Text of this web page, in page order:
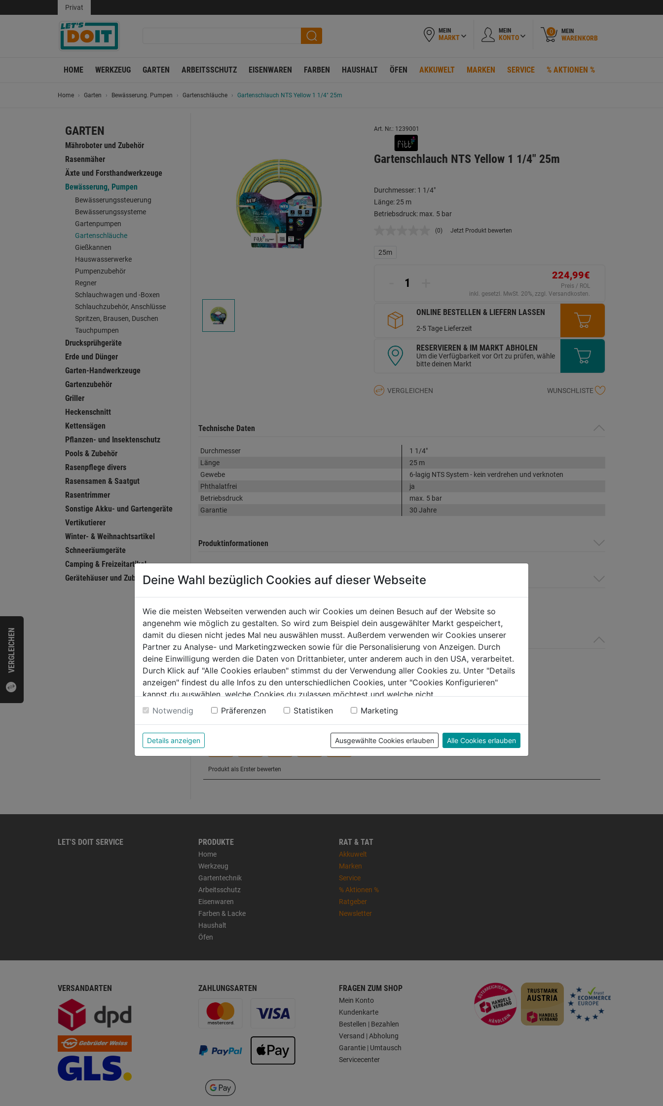
VERGLEICHEN
Privat
MEIN
MARKT
MEIN
KONTO
0 MEIN
WARENKORB
HOME WERKZEUG GARTEN ARBEITSSCHUTZ EISENWAREN FARBEN HAUSHALT ÖFEN AKKUWELT MARKEN SERVICE % AKTIONEN %
Home Garten Bewässerung. Pumpen Gartenschläuche Gartenschlauch NTS Yellow 1 1/4" 25m
GARTEN
Mähroboter und Zubehör
Rasenmäher
Äxte und Forsthandwerkzeuge
Bewässerung, Pumpen
Bewässerungssteuerung
Bewässerungssysteme
Gartenpumpen
Gartenschläuche
Gießkannen
Hauswasserwerke
Pumpenzubehör
Regner
Schlauchwagen und -Boxen
Schlauchzubehör, Anschlüsse
Spritzen, Brausen, Duschen
Tauchpumpen
Drucksprühgeräte
Erde und Dünger
Garten-Handwerkzeuge
Gartenzubehör
Griller
Heckenschnitt
Kettensägen
Pflanzen- und Insektenschutz
Pools & Zubehör
Rasenpflege divers
Rasensamen & Saatgut
Rasentrimmer
Sonstige Akku- und Gartengeräte
Vertikutierer
Winter- & Weihnachtsartikel
Schneeräumgeräte
Camping & Freizeitartikel
Gerätehäuser und Zubehör
Art. Nr.: 1239001
Gartenschlauch NTS Yellow 1 1/4" 25m
Durchmesser: 1 1/4"
Länge: 25 m
Betriebsdruck: max. 5 bar
Kein
(0) Jetzt Produkt bewerten
25m
224,99€
Preis / ROL
inkl. gesetzl. MwSt. 20%, zzgl. Versandkosten.
ONLINE BESTELLEN & LIEFERN LASSEN
2-5 Tage Lieferzeit
RESERVIEREN & IM MARKT ABHOLEN
Um die Verfügbarkeit vor Ort zu prüfen, wähle
bitte deinen Markt
VERGLEICHEN WUNSCHLISTE
Technische Daten
Durchmesser
1 1/4"
Länge
25 m
Gewebe
6-lagig NTS System - kein verdrehen und verknoten
Phthalatfrei
ja
Betriebsdruck
max. 5 bar
Garantie
30 Jahre
Produktinformationen
Herstellerinformationen
Bewertung
LET'S DOIT SERVICE PRODUKTE
Home
Werkzeug
Gartentechnik
Arbeitsschutz
Eisenwaren
Farben & Lacke
Haushalt
Öfen
RAT & TAT
Akkuwelt
Marken
Service
% Aktionen %
Ratgeber
Newsletter
VERSANDARTEN ZAHLUNGSARTEN FRAGEN ZUM SHOP
Mein Konto
Kundenkarte
Bestellen | Bezahlen
Versand | Abholung
Garantie | Umtausch
Servicecenter
Deine Wahl bezüglich Cookies auf dieser Webseite
Wie die meisten Webseiten verwenden auch wir Cookies um deinen Besuch auf der Website so
angenehm wie möglich zu gestalten. So wird zum Beispiel dein ausgewählter Markt gespeichert,
damit du diesen nicht jedes Mal neu auswählen musst. Außerdem verwenden wir Cookies unserer
Partner zu Analyse- und Marketingzwecken sowie für die Personalisierung von Anzeigen. Durch
deine Einwilligung werden die Daten von Drittanbieter, unter anderem auch in den USA, verarbeitet.
Durch Klick auf "Alle Cookies erlauben" stimmst du der Verwendung aller Cookies zu. Unter "Details
anzeigen" findest du alle Infos zu den unterschiedlichen Cookies, unter "Cookies Konfigurieren"
kannst du auswählen, welche Cookies du zulassen möchtest und welche nicht.
Weitere Informationen findest du in unserer Datenschutzerklärung
Notwendig Präferenzen Statistiken Marketing
Details anzeigen Ausgewählte Cookies erlauben Alle Cookies erlauben